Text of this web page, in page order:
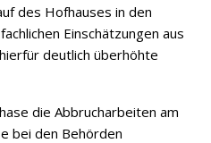
des Hofhauses in den
Einschätzungen aus
deutlich überhöhte
die Abbrucharbeiten am
bei den Behörden